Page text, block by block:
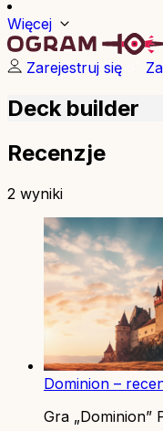
Więcej
Zarejestruj się
Deck builder
Recenzje
2 wyniki
Dominion –
Gra „Dominion”